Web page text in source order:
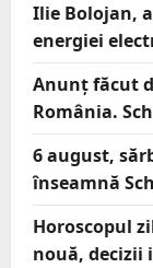
Ilie Bolojan,
energiei
Anunț făcut
România.
6 august,
înseamnă
Horoscopul
nouă, decizii